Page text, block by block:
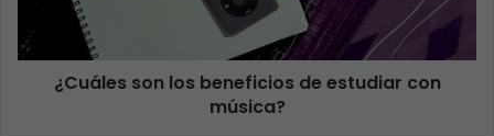
¿Cuáles son los beneficios de estudiar con
música?